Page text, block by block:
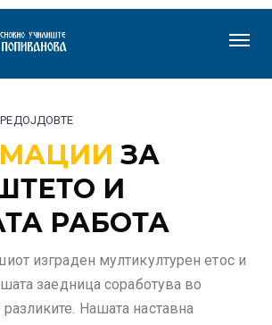
ЗА
И
РАБОТА
изграден мултикултурен етос и
заедница соработува во
Нашата наставна